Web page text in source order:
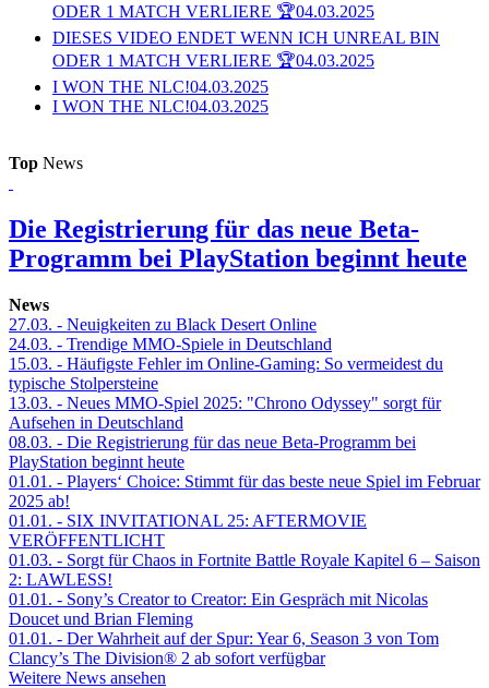
ODER 1 MATCH VERLIERE 🏆04.03.2025
DIESES VIDEO ENDET WENN ICH UNREAL BIN
ODER 1 MATCH VERLIERE 🏆04.03.2025
I WON THE NLC!04.03.2025
I WON THE NLC!04.03.2025
Top News
Die Registrierung für das neue Beta-
Programm bei PlayStation beginnt heute
News
27.03. - Neuigkeiten zu Black Desert Online
24.03. - Trendige MMO-Spiele in Deutschland
15.03. - Häufigste Fehler im Online-Gaming: So vermeidest du
typische Stolpersteine
13.03. - Neues MMO-Spiel 2025: "Chrono Odyssey" sorgt für
Aufsehen in Deutschland
08.03. - Die Registrierung für das neue Beta-Programm bei
PlayStation beginnt heute
01.01. - Players‘ Choice: Stimmt für das beste neue Spiel im Februar
2025 ab!
01.01. - SIX INVITATIONAL 25: AFTERMOVIE
VERÖFFENTLICHT
01.03. - Sorgt für Chaos in Fortnite Battle Royale Kapitel 6 – Saison
2: LAWLESS!
01.01. - Sony’s Creator to Creator: Ein Gespräch mit Nicolas
Doucet und Brian Fleming
01.01. - Der Wahrheit auf der Spur: Year 6, Season 3 von Tom
Clancy’s The Division® 2 ab sofort verfügbar
Weitere News ansehen